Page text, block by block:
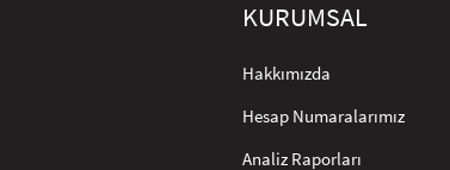
KURUMSAL
Hakkımızda
Hesap Numaralarımız
Analiz Raporları